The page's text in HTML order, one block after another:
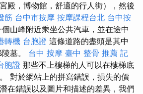
殿，博物館，舒適的行人街），然後
筋 台中市按摩 按摩課程台北 台中按
山峰附近乘坐公共汽車，並在途中
轉機 台胞證 這條道路的盡頭是其中
墓。 台中 按摩 臺中 整骨 推薦 記
胞證 那些不上樓梯的人可以在樓梯底
對於網站上的拼寫錯誤，損失的價
在錯誤以及圖片和描述的差異，我們